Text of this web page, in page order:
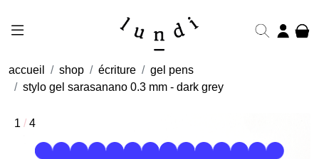
accueil shop écriture
gel pens
stylo gel sarasanano 0.3 mm - dark grey
1 / 4